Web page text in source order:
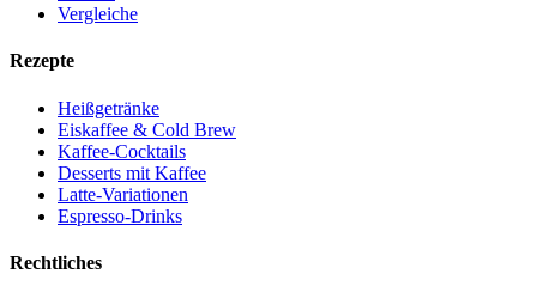
Vergleiche
Rezepte
Heißgetränke
Eiskaffee & Cold Brew
Kaffee-Cocktails
Desserts mit Kaffee
Latte-Variationen
Espresso-Drinks
Rechtliches